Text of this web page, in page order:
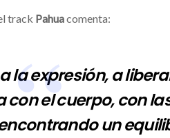
track Pahuacomenta:
la expresión, a
el cuerpo, con
un